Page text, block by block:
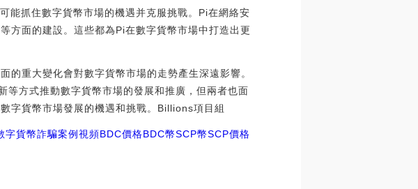
能抓住數字貨幣市場的機遇并克服挑戰。Pi在網絡安
方面的建設。這些都為Pi在數字貨幣市場中打造出更
的重大變化會對數字貨幣市場的走勢產生深遠影響。
方式推動數字貨幣市場的發展和推廣，但兩者也面
字貨幣市場發展的機遇和挑戰。Billions項目組
字貨幣詐騙案例視頻BDC價格BDC幣SCP幣SCP價格